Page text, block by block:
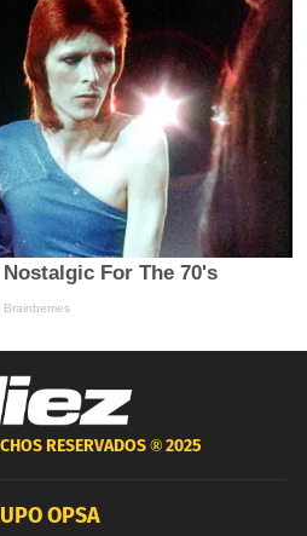
RESERVADOS ®2025
OPSA